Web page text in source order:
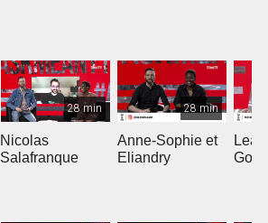
28 min
Nicolas
Salafranque
28 min
Anne-Sophie et
Eliandry